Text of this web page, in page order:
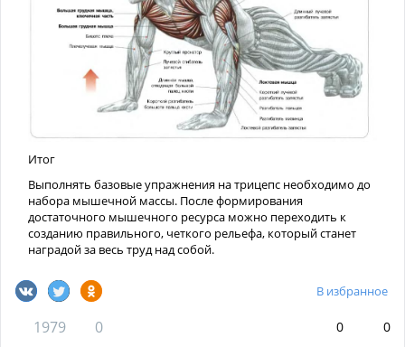
Итог
Выполнять базовые упражнения на трицепс необходимо до
набора мышечной массы. После формирования
достаточного мышечного ресурса можно переходить к
созданию правильного, четкого рельефа, который станет
наградой за весь труд над собой.
В избранное
1979 0 0 0